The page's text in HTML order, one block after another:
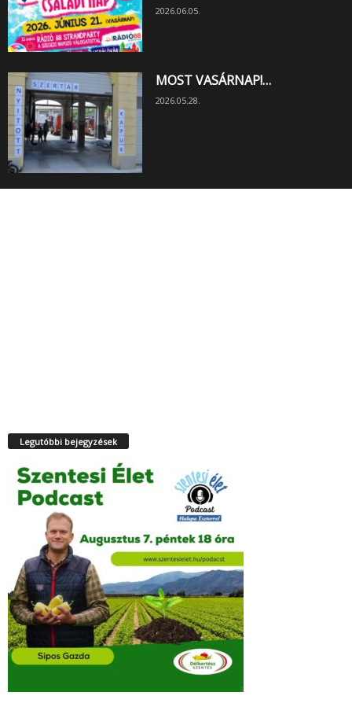
2026.06.05.
MOST VASÁRNAP!…
2026.05.28.
Legutóbbi bejegyzések